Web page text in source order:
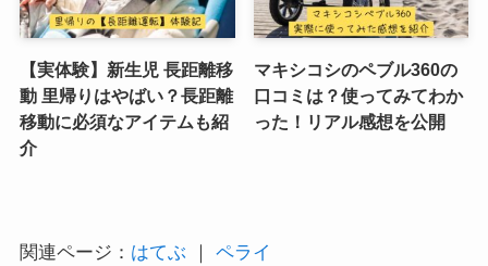
【実体験】新生児 長距離移
動 里帰りはやばい？長距離
移動に必須なアイテムも紹
介
マキシコシのペブル360の
口コミは？使ってみてわか
った！リアル感想を公開
関連ページ： はてぶ
ペライ